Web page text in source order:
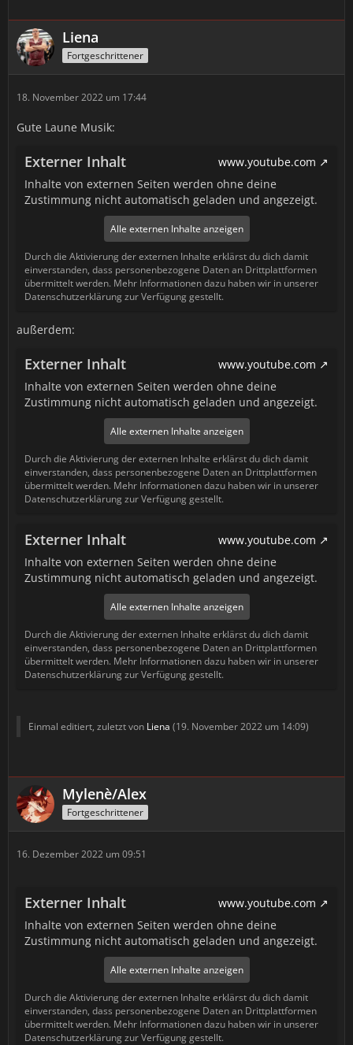
Liena
Fortgeschrittener
18. November 2022 um 17:44
Gute Laune Musik:
Externer Inhalt
www.youtube.com
Inhalte von externen Seiten werden ohne deine
Zustimmung nicht automatisch geladen und angezeigt.
Alle externen Inhalte anzeigen
Durch die Aktivierung der externen Inhalte erklärst du dich damit
einverstanden, dass personenbezogene Daten an Drittplattformen
übermittelt werden. Mehr Informationen dazu haben wir in unserer
Datenschutzerklärung zur Verfügung gestellt.
außerdem:
Externer Inhalt
www.youtube.com
Inhalte von externen Seiten werden ohne deine
Zustimmung nicht automatisch geladen und angezeigt.
Alle externen Inhalte anzeigen
Durch die Aktivierung der externen Inhalte erklärst du dich damit
einverstanden, dass personenbezogene Daten an Drittplattformen
übermittelt werden. Mehr Informationen dazu haben wir in unserer
Datenschutzerklärung zur Verfügung gestellt.
Externer Inhalt
www.youtube.com
Inhalte von externen Seiten werden ohne deine
Zustimmung nicht automatisch geladen und angezeigt.
Alle externen Inhalte anzeigen
Durch die Aktivierung der externen Inhalte erklärst du dich damit
einverstanden, dass personenbezogene Daten an Drittplattformen
übermittelt werden. Mehr Informationen dazu haben wir in unserer
Datenschutzerklärung zur Verfügung gestellt.
Einmal editiert, zuletzt von Liena (19. November 2022 um 14:09)
Mylenè/Alex
Fortgeschrittener
16. Dezember 2022 um 09:51
Externer Inhalt
www.youtube.com
Inhalte von externen Seiten werden ohne deine
Zustimmung nicht automatisch geladen und angezeigt.
Alle externen Inhalte anzeigen
Durch die Aktivierung der externen Inhalte erklärst du dich damit
einverstanden, dass personenbezogene Daten an Drittplattformen
übermittelt werden. Mehr Informationen dazu haben wir in unserer
Datenschutzerklärung zur Verfügung gestellt.